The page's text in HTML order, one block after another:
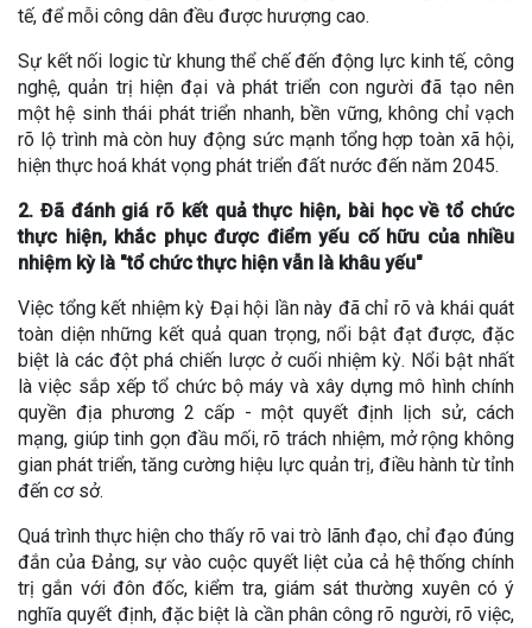
tế, để mỗi công dân đều được hưượng cao.
Sự kết nối logic từ khung thể chế đến động lực kinh tế, công
nghệ, quản trị hiện đại và phát triển con người đã tạo nên
một hệ sinh thái phát triển nhanh, bền vững, không chỉ vạch
rõ lộ trình mà còn huy động sức mạnh tổng hợp toàn xã hội,
hiện thực hoá khát vọng phát triển đất nước đến năm 2045.
2. Đã đánh giá rõ kết quả thực hiện, bài học về tổ chức
thực hiện, khắc phục được điểm yếu cố hữu của nhiều
nhiệm kỳ là "tổ chức thực hiện vẫn là khâu yếu"
Việc tổng kết nhiệm kỳ Đại hội lần này đã chỉ rõ và khái quát
toàn diện những kết quả quan trọng, nổi bật đạt được, đặc
biệt là các đột phá chiến lược ở cuối nhiệm kỳ. Nổi bật nhất
là việc sắp xếp tổ chức bộ máy và xây dựng mô hình chính
quyền địa phương 2 cấp - một quyết định lịch sử, cách
mạng, giúp tinh gọn đầu mối, rõ trách nhiệm, mở rộng không
gian phát triển, tăng cường hiệu lực quản trị, điều hành từ tỉnh
đến cơ sở.
Quá trình thực hiện cho thấy rõ vai trò lãnh đạo, chỉ đạo đúng
đắn của Đảng, sự vào cuộc quyết liệt của cả hệ thống chính
trị gắn với đôn đốc, kiểm tra, giám sát thường xuyên có ý
nghĩa quyết định, đặc biệt là cần phân công rõ người, rõ việc,